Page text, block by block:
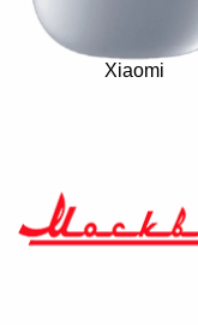
Xiaomi